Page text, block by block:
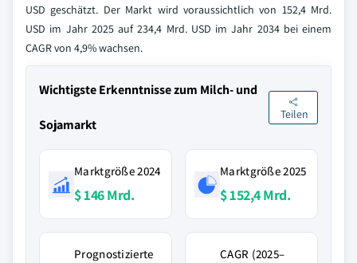
USD geschätzt. Der Markt wird voraussichtlich von 152,4 Mrd.
USD im Jahr 2025 auf 234,4 Mrd. USD im Jahr 2034 bei einem
CAGR von 4,9% wachsen.
Wichtigste Erkenntnisse zum Milch- und
Sojamarkt
Teilen
Marktgröße 2024
$ 146 Mrd.
Marktgröße 2025
$ 152,4 Mrd.
Prognostizierte
CAGR (2025–